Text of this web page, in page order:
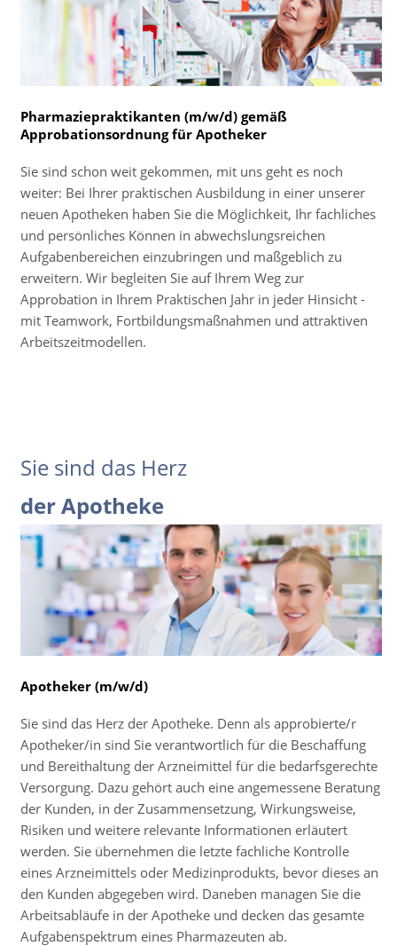
Pharmaziepraktikanten (m/w/d) gemäß
Approbationsordnung für Apotheker
Sie sind schon weit gekommen, mit uns geht es noch
weiter: Bei Ihrer praktischen Ausbildung in einer unserer
neuen Apotheken haben Sie die Möglichkeit, Ihr fachliches
und persönliches Können in abwechslungsreichen
Aufgabenbereichen einzubringen und maßgeblich zu
erweitern. Wir begleiten Sie auf Ihrem Weg zur
Approbation in Ihrem Praktischen Jahr in jeder Hinsicht -
mit Teamwork, Fortbildungsmaßnahmen und attraktiven
Arbeitszeitmodellen.
Sie sind das Herz
der Apotheke
Apotheker (m/w/d)
Sie sind das Herz der Apotheke. Denn als approbierte/r
Apotheker/in sind Sie verantwortlich für die Beschaffung
und Bereithaltung der Arzneimittel für die bedarfsgerechte
Versorgung. Dazu gehört auch eine angemessene Beratung
der Kunden, in der Zusammensetzung, Wirkungsweise,
Risiken und weitere relevante Informationen erläutert
werden. Sie übernehmen die letzte fachliche Kontrolle
eines Arzneimittels oder Medizinprodukts, bevor dieses an
den Kunden abgegeben wird. Daneben managen Sie die
Arbeitsabläufe in der Apotheke und decken das gesamte
Aufgabenspektrum eines Pharmazeuten ab.